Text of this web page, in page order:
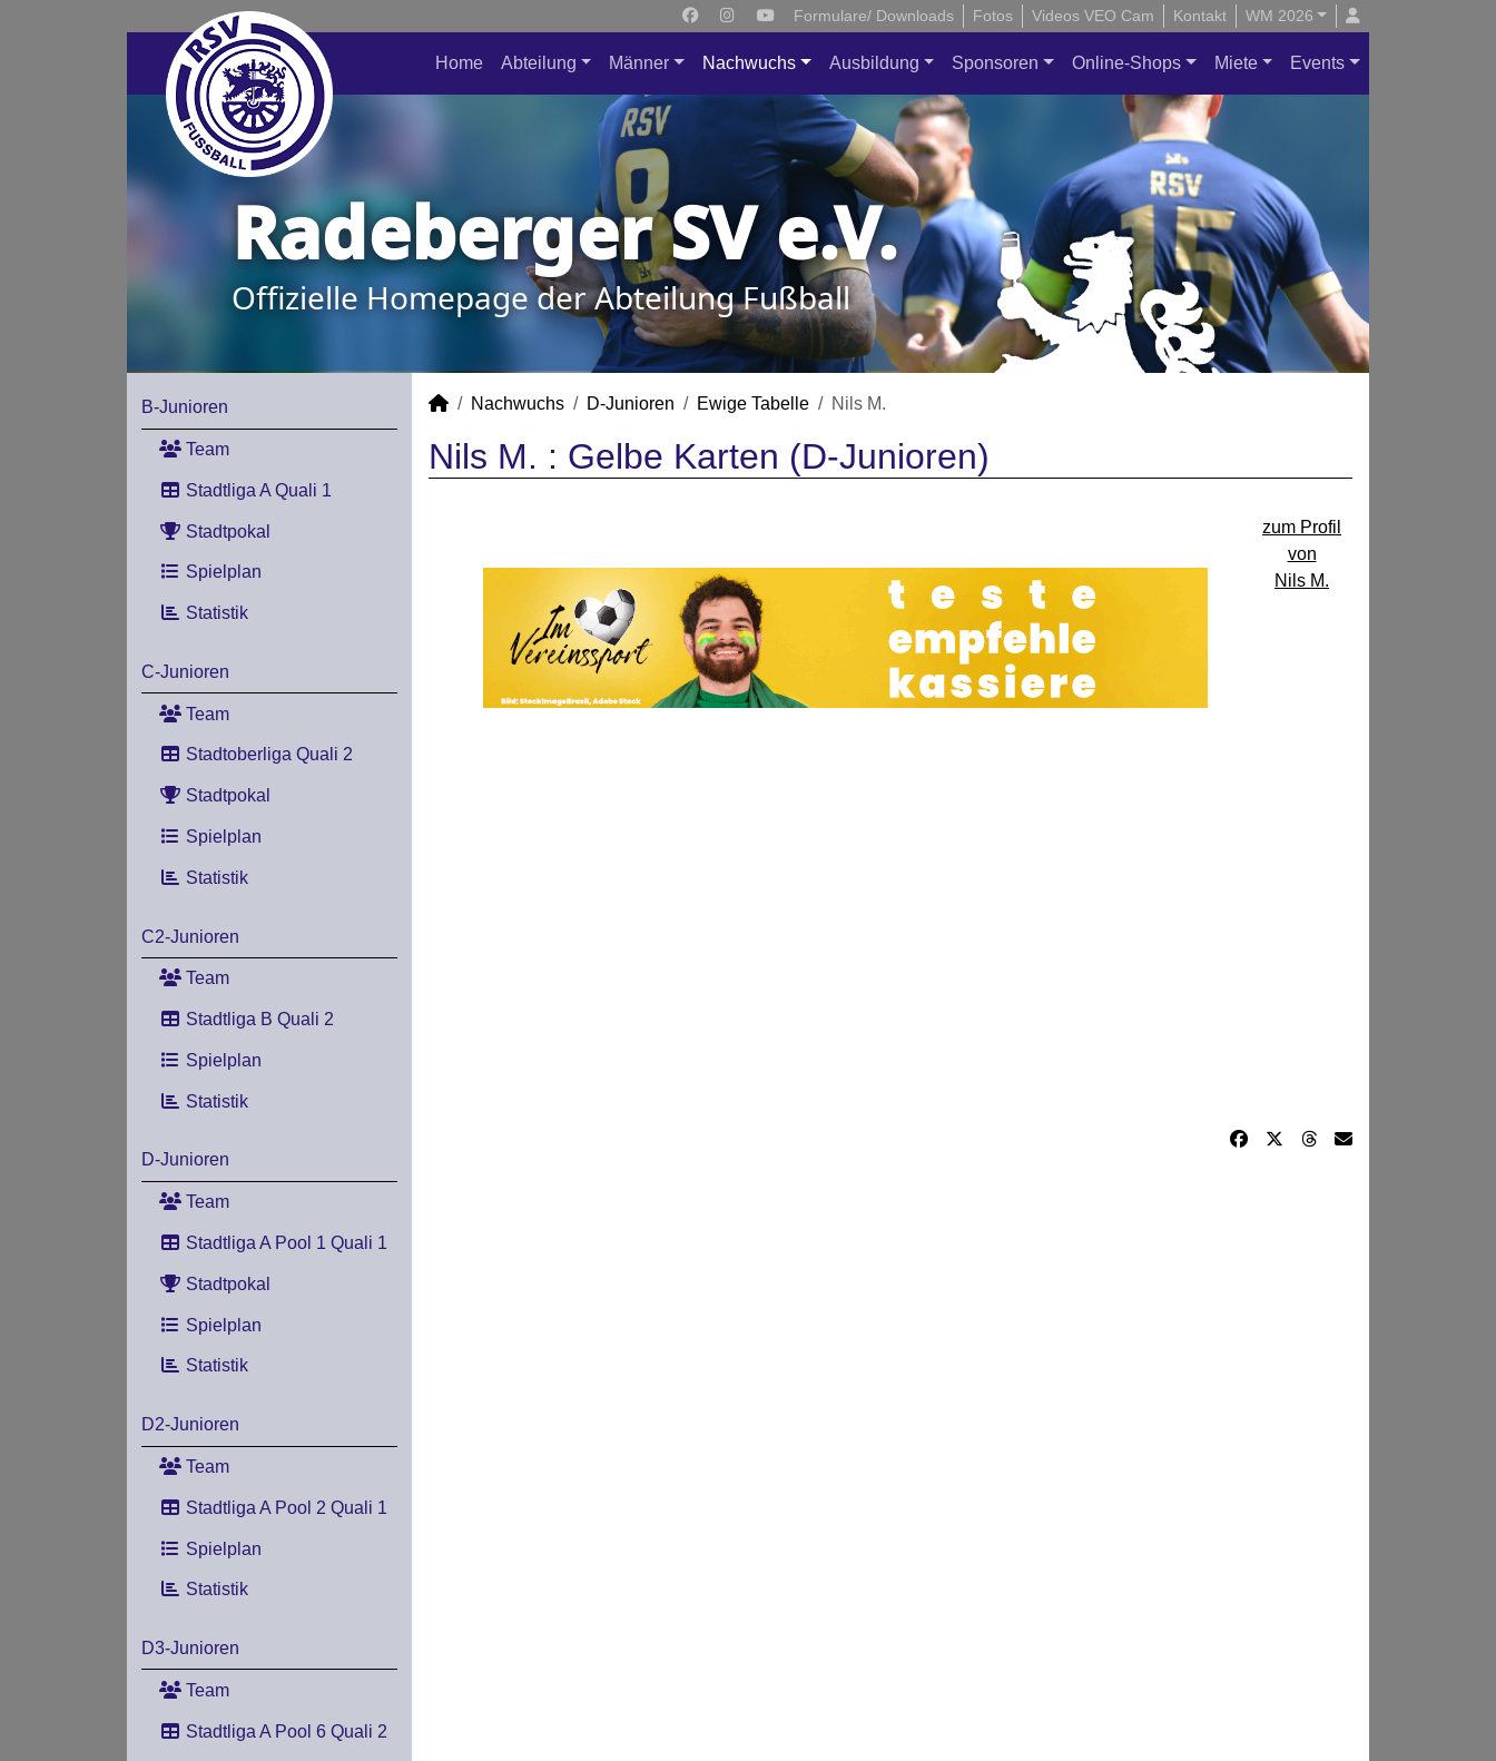
Formulare/ Downloads Fotos Videos VEO Cam Kontakt WM 2026
Home Abteilung Männer Nachwuchs Ausbildung Sponsoren Online-Shops Miete Events
Radeberger SV e.V.
Offizielle Homepage der Abteilung Fußball
B-Junioren
Team
Stadtliga A Quali 1
Stadtpokal
Spielplan
Statistik
C-Junioren
Team
Stadtoberliga Quali 2
Stadtpokal
Spielplan
Statistik
C2-Junioren
Team
Stadtliga B Quali 2
Spielplan
Statistik
D-Junioren
Team
Stadtliga A Pool 1 Quali 1
Stadtpokal
Spielplan
Statistik
D2-Junioren
Team
Stadtliga A Pool 2 Quali 1
Spielplan
Statistik
D3-Junioren
Team
Stadtliga A Pool 6 Quali 2
Nachwuchs D-Junioren Ewige Tabelle Nils M.
Nils M. : Gelbe Karten (D-Junioren)
zum Profil
von
Nils M.